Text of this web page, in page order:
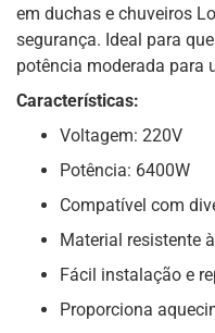
em duchas e chuveiros
segurança. Ideal para
potência moderada para
Características:
Voltagem: 220V
Potência: 6400W
Compatível com
Material resistente
Fácil instalação e
Proporciona